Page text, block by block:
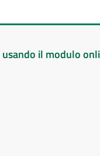
usando il modulo